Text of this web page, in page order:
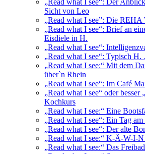
„Read what I see“: Der
Sicht von Leo
„Read what I see”: Die
„Read what I see“: Brief an
Eisdiele in H.
„Read what I see“:
„Read what I see“: Typisch
„Read what I see:“ Mit dem
über`n Rhein
„Read what I see“: Im Café
„Read what I see“ oder
Kochkurs
„Read what I see:“ Eine
„Read what I see“: Ein Tag am
„Read what I see“: Der alte
„Read what I see:“ K-Ä-W-I-
„Read what I see:“ Das Freibad